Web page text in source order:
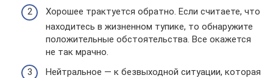
Хорошее трактуется обратно. Если считаете, что
находитесь в жизненном тупике, то обнаружите
положительные обстоятельства. Все окажется
не так мрачно.
Нейтральное — к безвыходной ситуации, которая